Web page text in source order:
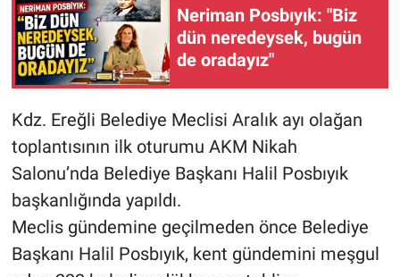
Neriman Posbıyık: "Biz
dün neredeysek, bugün
de oradayız"
Kdz. Ereğli Belediye Meclisi Aralık ayı olağan
toplantısının ilk oturumu AKM Nikah
Salonu’nda Belediye Başkanı Halil Posbıyık
başkanlığında yapıldı.
Meclis gündemine geçilmeden önce Belediye
Başkanı Halil Posbıyık, kent gündemini meşgul